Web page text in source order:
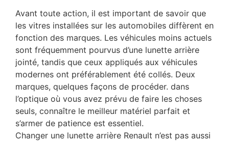
Avant toute action, il est important de savoir que
les vitres installées sur les automobiles diffèrent en
fonction des marques. Les véhicules moins actuels
sont fréquemment pourvus d’une lunette arrière
jointé, tandis que ceux appliqués aux véhicules
modernes ont préférablement été collés. Deux
marques, quelques façons de procéder. dans
l’optique où vous avez prévu de faire les choses
seuls, connaître le meilleur matériel parfait et
s’armer de patience est essentiel.
Changer une lunette arrière Renault n’est pas aussi